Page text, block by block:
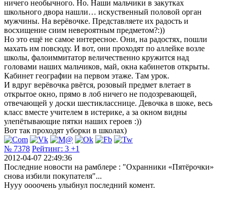
ничего необычного. Но. Наши мальчики в закутках
школьного двора нашли… искуственный половой орган
мужчины. На верёвочке. Представляете их радость и
восхищение сиим невероятным предметом?:))
Но это ещё не самое интересное. Они, на радостях, пошли
махать им повсюду. И вот, они проходят по аллейке возле
школы, фалоиммитатор величественно кружится над
головами наших мальчиков, май, окна кабинетов открыты.
Кабинет географии на первом этаже. Там урок.
И вдруг верёвочка рвётся, розовый предмет влетает в
открытое окно, прямо в лоб ничего не подозревающей,
отвечающей у доски шестикласснице. Девочка в шоке, весь
класс вместе учителем в истерике, а за окном видны
улепётывающие пятки наших героев :))
Вот так проходят уборки в школах)
№ 7378 Рейтинг: 3 +1
2012-04-07 22:49:36
Последние новости на рамблере : "Охранники «Пятёрочки»
снова избили покупателя"...
Нууу оооочень улыбнул последний комент.